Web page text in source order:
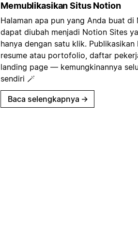
Memublikasikan Situs Notion
Halaman apa pun yang Anda buat di
dapat diubah menjadi Notion Sites
hanya dengan satu klik. Publikasikan
resume atau portofolio, daftar
landing page — kemungkinannya
sendiri 🪄
Baca selengkapnya →